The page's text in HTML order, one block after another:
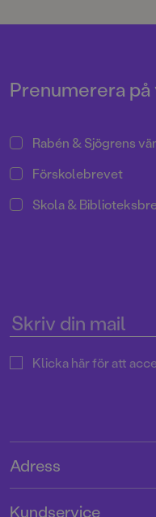
och reaktioner på hennes
Prenumerera
Rabén & Sjögrens
Förskolebrevet
Skola &
Klicka här för att
Adress
Kundservice